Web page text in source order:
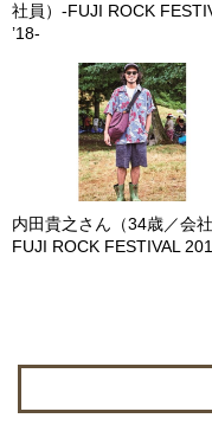
社員）-FUJI ROCK
’18-
内田貴之さん（34歳／会
FUJI ROCK FESTIVAL